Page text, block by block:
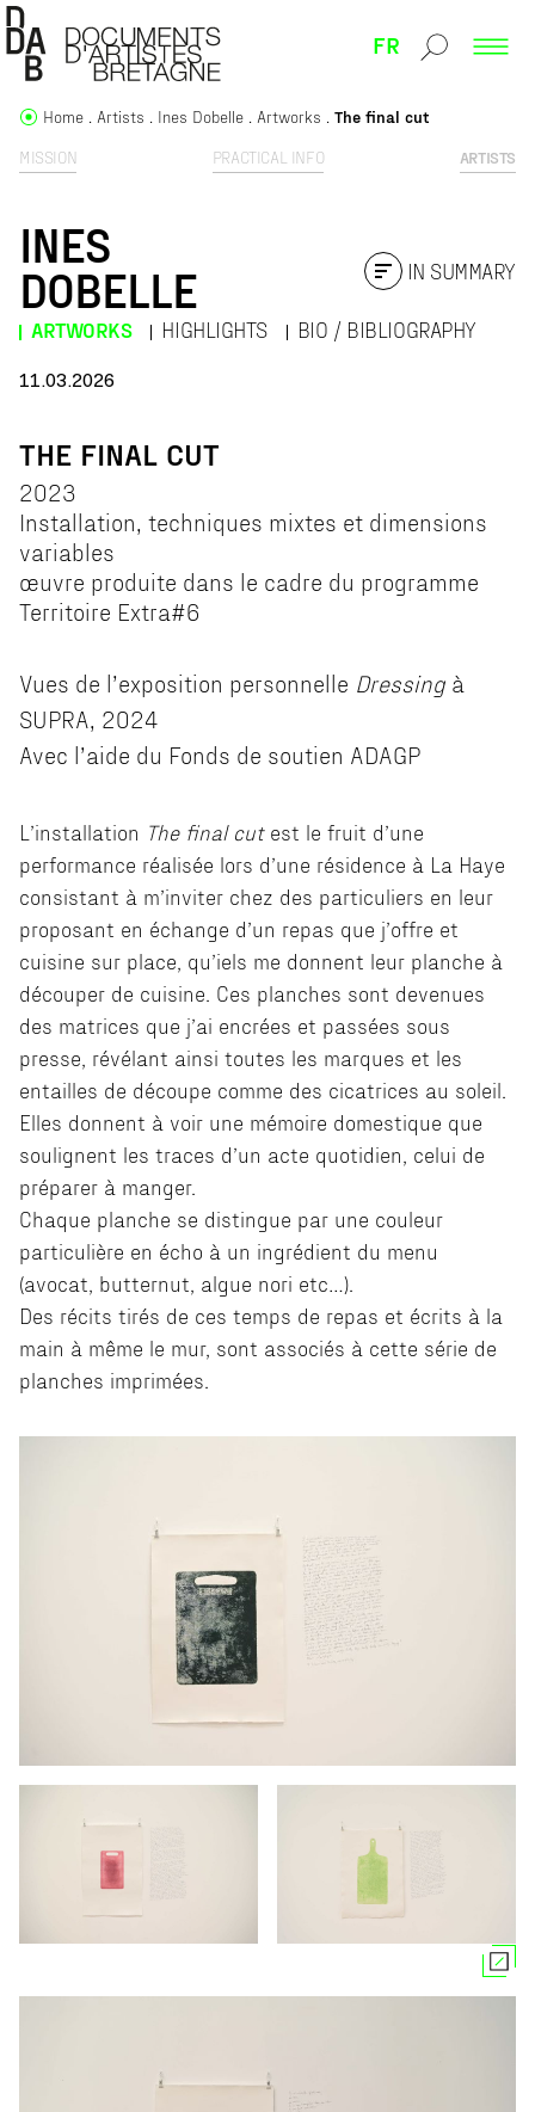
FR
MISSION PRACTICAL INFO ARTISTS
Home Artists Ines Dobelle Artworks The final cut
INES
DOBELLE
ARTWORKS HIGHLIGHTS BIO / BIBLIOGRAPHY
IN SUMMARY
11.03.2026
THE FINAL CUT
2023
Installation, techniques mixtes et dimensions
variables
œuvre produite dans le cadre du programme
Territoire Extra#6
Vues de l’exposition personnelle Dressing à
SUPRA, 2024
Avec l’aide du Fonds de soutien ADAGP
L’installation The final cutest le fruit d’une
performance réalisée lors d’une résidence à La Haye
consistant à m’inviter chez des particuliers en leur
proposant en échange d’un repas que j’offre et
cuisine sur place, qu’iels me donnent leur planche à
découper de cuisine. Ces planches sont devenues
des matrices que j’ai encrées et passées sous
presse, révélant ainsi toutes les marques et les
entailles de découpe comme des cicatrices au soleil.
Elles donnent à voir une mémoire domestique que
soulignent les traces d’un acte quotidien, celui de
préparer à manger.
Chaque planche se distingue par une couleur
particulière en écho à un ingrédient du menu
(avocat, butternut, algue nori etc…).
Des récits tirés de ces temps de repas et écrits à la
main à même le mur, sont associés à cette série de
planches imprimées.